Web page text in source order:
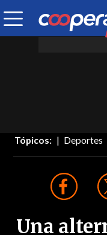
Tópicos: Deportes
Una